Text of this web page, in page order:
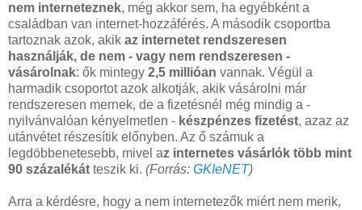
nem interneteznek, még akkor sem, ha egyébként a
családban van internet-hozzáférés. A második csoportba
tartoznak azok, akik az internetet rendszeresen
használják, de nem - vagy nem rendszeresen -
vásárolnak: ők mintegy 2,5 millióan vannak. Végül a
harmadik csoportot azok alkotják, akik vásárolni már
rendszeresen mernek, de a fizetésnél még mindig a -
nyilvánvalóan kényelmetlen - készpénzes fizetést, azaz az
utánvétet részesítik előnyben. Az ő számuk a
legdöbbenetesebb, mivel az internetes vásárlók több mint
90 százalékát teszik ki. (Forrás: GKIeNET)
Arra a kérdésre, hogy a nem internetezők miért nem merik,